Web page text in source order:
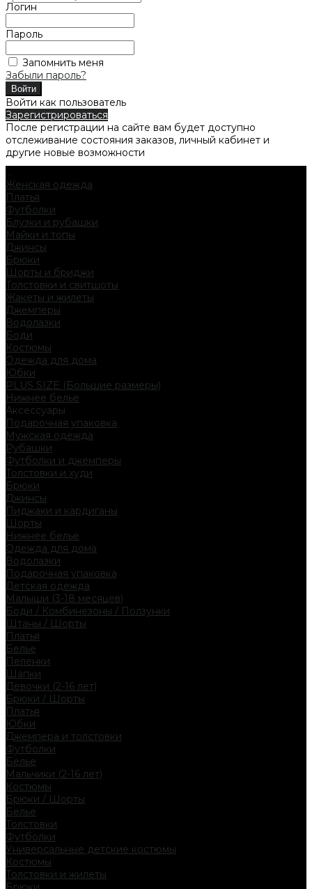
Логин
Пароль
Запомнить меня
Забыли пароль?
Войти как пользователь
Зарегистрироваться
После регистрации на сайте вам будет доступно
отслеживание состояния заказов, личный кабинет и
другие новые возможности
...
Женская одежда
Платья
Футболки
Блузки и рубашки
Майки и топы
Джинсы
Брюки
Шорты и бриджи
Толстовки и свитшоты
Жакеты и жилеты
Джемперы
Водолазки
Боди
Костюмы
Одежда для дома
Юбки
PLUS SIZE (Большие размеры)
Нижнее белье
Аксессуары
Подарочная упаковка
Мужская одежда
Рубашки
Футболки и джемперы
Толстовки и худи
Брюки
Джинсы
Пиджаки и кардиганы
Шорты
Нижнее белье
Одежда для дома
Водолазки
Подарочная упаковка
Детская одежда
Малыши (3-18 месяцев)
Боди / Комбинезоны / Ползунки
Штаны / Шорты
Платья
Белье
Пеленки
Шапки
Девочки (2-16 лет)
Брюки / Шорты
Платья
Юбки
Джемпера и толстовки
Футболки
Белье
Мальчики (2-16 лет)
Костюмы
Брюки / Шорты
Белье
Толстовки
Футболки
Универсальные детские костюмы
Костюмы
Толстовки и жилеты